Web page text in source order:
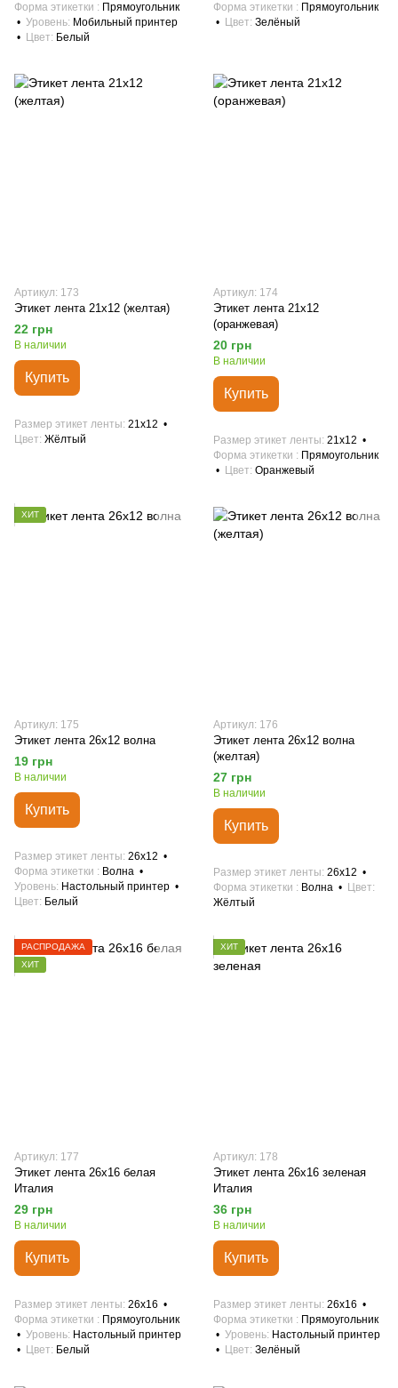
Форма этикетки
Прямоугольник
Уровень Мобильный принтер
Цвет
Белый
Форма этикетки
Прямоугольник
Цвет Зелёный
Артикул: 173
Этикет лента 21х12 (желтая)
22 грн
В наличии
Купить
Размер этикет ленты 21х12
Цвет Жёлтый
Артикул: 174
Этикет лента 21х12
(оранжевая)
20 грн
В наличии
Купить
Размер этикет ленты 21х12
Форма этикетки
Прямоугольник
Цвет Оранжевый
ХИТ
Артикул: 175
Этикет лента 26х12 волна
19 грн
В наличии
Купить
Размер этикет ленты 26х12
Форма этикетки
Волна
Уровень Настольный принтер
Цвет Белый
Артикул: 176
Этикет лента 26х12 волна
(желтая)
27 грн
В наличии
Купить
Размер этикет ленты 26х12
Форма этикетки
Волна
Цвет
Жёлтый
РАСПРОДАЖА
ХИТ
Артикул: 177
Этикет лента 26х16 белая
Италия
29 грн
В наличии
Купить
Размер этикет ленты 26х16
Форма этикетки
Прямоугольник
Уровень Настольный принтер
Цвет
Белый
ХИТ
Артикул: 178
Этикет лента 26х16 зеленая
Италия
36 грн
В наличии
Купить
Размер этикет ленты 26х16
Форма этикетки
Прямоугольник
Уровень Настольный принтер
Цвет Зелёный